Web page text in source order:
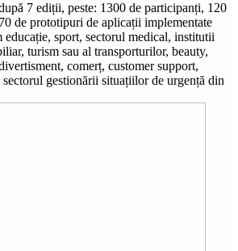
7 ediții, peste: 1300 de participanți, 120
de prototipuri de aplicații implementate
sport, sectorul medical, institutii
turism sau al transporturilor, beauty,
comerț, customer support,
gestionării situațiilor de urgență din